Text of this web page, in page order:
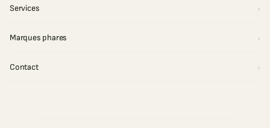
Services
Marques phares
Contact